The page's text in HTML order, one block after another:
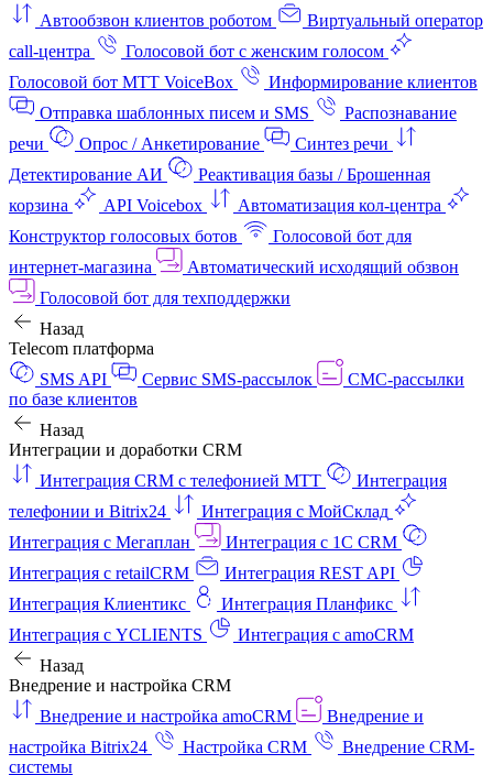
Автообзвон клиентов роботом
Виртуальный оператор
call-центра
Голосовой бот с женским голосом
Голосовой бот МТТ VoiceBox
Информирование клиентов
Отправка шаблонных писем и SMS
Распознавание
речи
Опрос / Анкетирование
Синтез речи
Детектирование АИ
Реактивация базы / Брошенная
корзина
API Voicebox
Автоматизация кол‑центра
Конструктор голосовых ботов
Голосовой бот для
интернет‑магазина
Автоматический исходящий обзвон
Голосовой бот для техподдержки
Назад
Telecom платформа
SMS API
Сервис SMS-рассылок
СМС-рассылки
по базе клиентов
Назад
Интеграции и доработки CRM
Интеграция CRM с телефонией МТТ
Интеграция
телефонии и Bitrix24
Интеграция с МойСклад
Интеграция с Мегаплан
Интеграция с 1C CRM
Интеграция с retailCRM
Интеграция REST API
Интеграция Клиентикс
Интеграция Планфикс
Интеграция с YCLIENTS
Интеграция с amoCRM
Назад
Внедрение и настройка CRM
Внедрение и настройка amoCRM
Внедрение и
настройка Bitrix24
Настройка CRM
Внедрение CRM-
системы